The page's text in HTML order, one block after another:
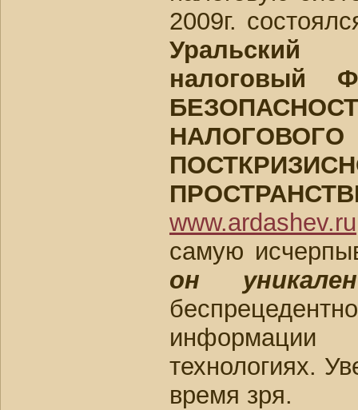
2009г.
Уральский
налоговый
www.ardashev.ru
самую
он уникален
технологиях.
время зря.